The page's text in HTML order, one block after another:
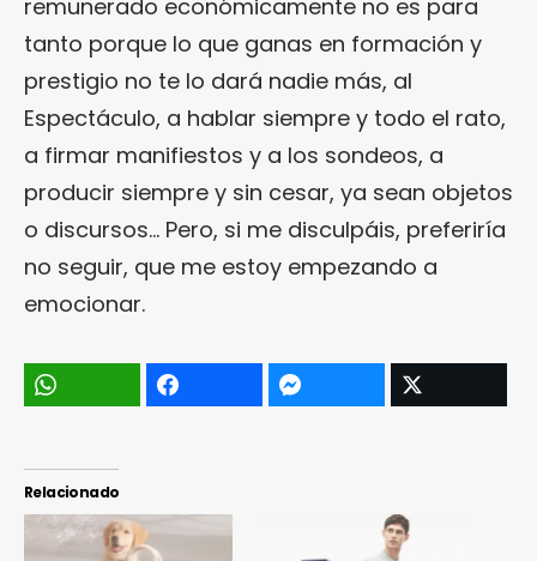
remunerado económicamente no es para
tanto porque lo que ganas en formación y
prestigio no te lo dará nadie más, al
Espectáculo, a hablar siempre y todo el rato,
a firmar manifiestos y a los sondeos, a
producir siempre y sin cesar, ya sean objetos
o discursos… Pero, si me disculpáis, preferiría
no seguir, que me estoy empezando a
emocionar.
Relacionado